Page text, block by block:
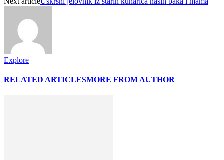
Explore
RELATED ARTICLESMORE FROM AUTHOR